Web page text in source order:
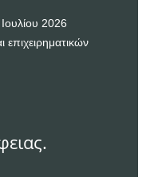
2026
επιχειρηματικών